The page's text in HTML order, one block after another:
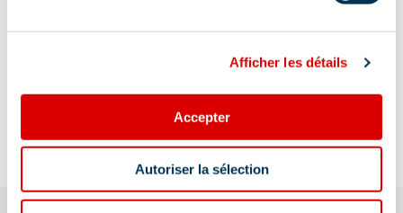
Afficher les détails
Accepter
Autoriser la sélection
Votre séjour en appartement
A partir de 390 €/ 4 pers/ 7 nuits du 4
Réfugiez-vous
A partir de 2025 €/ 2